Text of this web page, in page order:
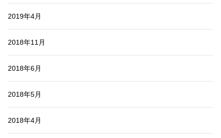
2019年4月
2018年11月
2018年6月
2018年5月
2018年4月